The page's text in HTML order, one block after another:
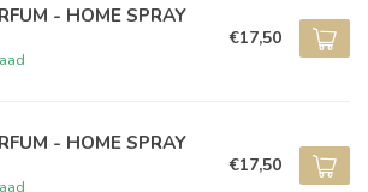
- HOME SPRAY
€17,50
- HOME SPRAY
€17,50